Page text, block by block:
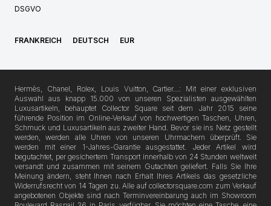
DSGVO
FRANKREICH DEUTSCH EUR
Hermès, Chanel, Rolex, Louis Vuitton, Cartier…: Mit einer exklusiven
Auswahl aus knapp 15.000 von unseren Spezialisten ausgewählten
Luxusartikeln, behauptet Collector Square seit dem Jahr 2015 seine
führende Position im Online-Verkauf von hochwertigen Taschen, Uhren,
Schmuck und Luxusartikeln aus zweiter Hand. Bevor sie ins Netz gestellt
werden, werden alle Uhren von unseren Uhrmachern überprüft. Sie
werden mit einer 1-Jahres-Garantie ausgestattet. Jeder Artikel wird
begutachtet, per gesichertem Transport innerhalb von 24 Stunden weltweit
versandt und zusammen mit seinem Gutachten geliefert. Falls Sie Ihre
Meinung ändern, steht Ihnen nach Erhalt Ihres Artikels das gesetzliche
Widerrufsrecht von 14 Tagen zu. Alle auf collectorsquare.com zum Verkauf
angebotenen Objekte sind nach Terminvereinbarung auch im Showroom